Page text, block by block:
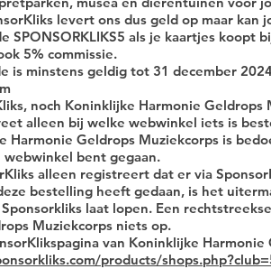
levert ons dus geld op maar kan
SPONSORKLIKS5 als je kaartjes
5% commissie.
is minstens geldig tot 31 december
noch Koninklijke Harmonie
alleen bij welke webwinkel iets is
Harmonie Geldrops Muziekcorps is
bent gegaan.
alleen registreert dat er via
bestelling heeft gedaan, is het
laat lopen. Een
Muziekcorps niets op.
van Koninklijke
products/